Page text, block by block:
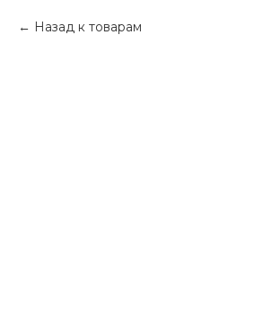
Назад к товарам